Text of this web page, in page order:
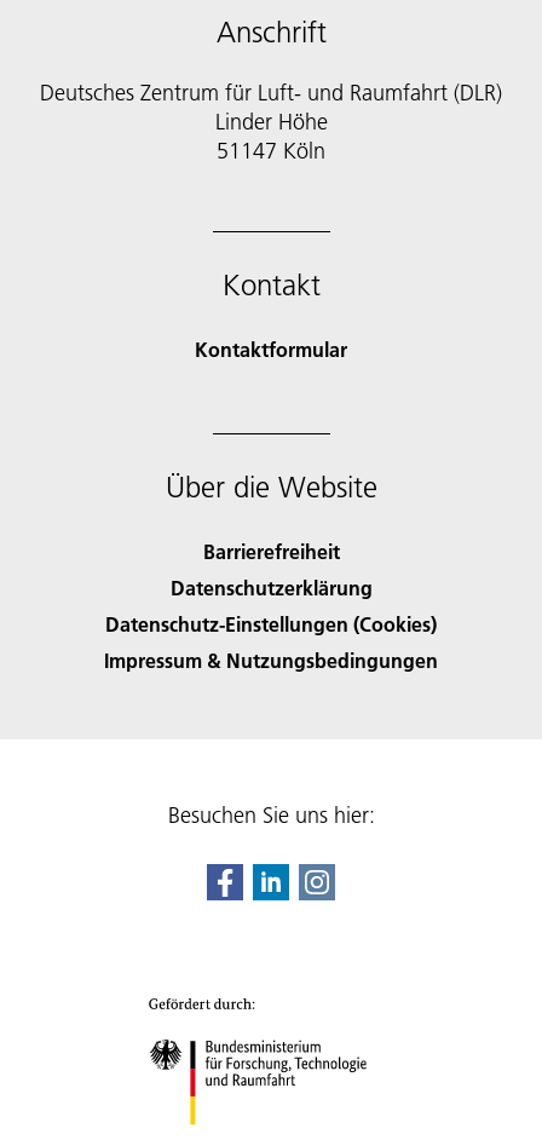
Anschrift
Deutsches Zentrum für Luft- und Raumfahrt (DLR)
Linder Höhe
51147 Köln
Kontakt
Kontaktformular
Über die Website
Barrierefreiheit
Datenschutzerklärung
Datenschutz-Einstellungen (Cookies)
Impressum & Nutzungsbedingungen
Besuchen Sie uns hier: